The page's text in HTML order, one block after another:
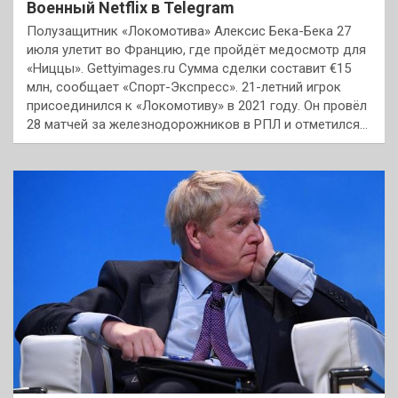
Военный Netflix в Telegram
Полузащитник «Локомотива» Алексис Бека-Бека 27
июля улетит во Францию, где пройдёт медосмотр для
«Ниццы». Gettyimages.ru Сумма сделки составит €15
млн, сообщает «Спорт-Экспресс». 21-летний игрок
присоединился к «Локомотиву» в 2021 году. Он провёл
28 матчей за железнодорожников в РПЛ и отметился…